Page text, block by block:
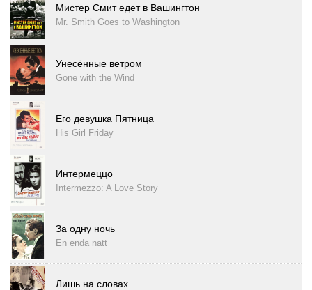
Мистер Смит едет в Вашингтон
Mr. Smith Goes to Washington
Унесённые ветром
Gone with the Wind
Его девушка Пятница
His Girl Friday
Интермеццо
Intermezzo: A Love Story
За одну ночь
En enda natt
Лишь на словах